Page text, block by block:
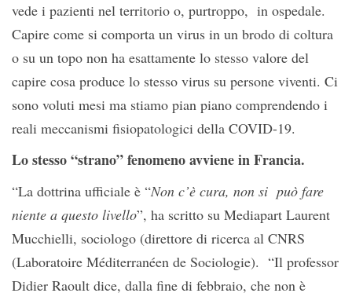
vede i pazienti nel territorio o, purtroppo, in ospedale.
Capire come si comporta un virus in un brodo di coltura
o su un topo non ha esattamente lo stesso valore del
capire cosa produce lo stesso virus su persone viventi. Ci
sono voluti mesi ma stiamo pian piano comprendendo i
reali meccanismi fisiopatologici della COVID-19.
Lo stesso “strano” fenomeno avviene in Francia.
“La dottrina ufficiale è “Non c’è cura, non si può fare
niente a questo livello”, ha scritto su Mediapart Laurent
Mucchielli, sociologo (direttore di ricerca al CNRS
(Laboratoire Méditerranéen de Sociologie). “Il professor
Didier Raoult dice, dalla fine di febbraio, che non è